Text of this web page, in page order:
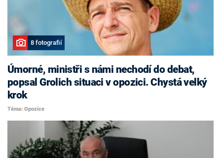
8 fotografií
Úmorné, ministři s námi nechodí do debat,
popsal Grolich situaci v opozici. Chystá velký
krok
Téma: Opozice